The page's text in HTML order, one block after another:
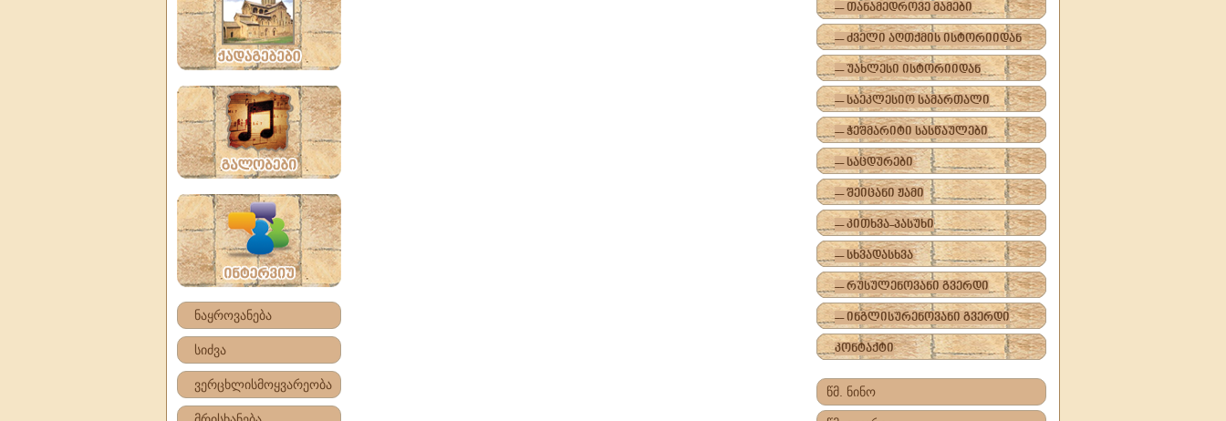
ნაყროვანება
სიძვა
ვერცხლისმოყვარეობა
-- თანამედროვე მამები
-- ძველი აღთქმის ისტორიიდან
-- უახლესი ისტორიიდან
-- საეკლესიო სამართალი
-- ჭეშმარიტი სასწაულები
-- საცდურები
-- შეიცანი ჟამი
-- კითხვა-პასუხი
-- სხვადასხვა
-- რუსულენოვანი გვერდი
-- ინგლისურენოვანი გვერდი
კონტაქტი
წმ. ნინო